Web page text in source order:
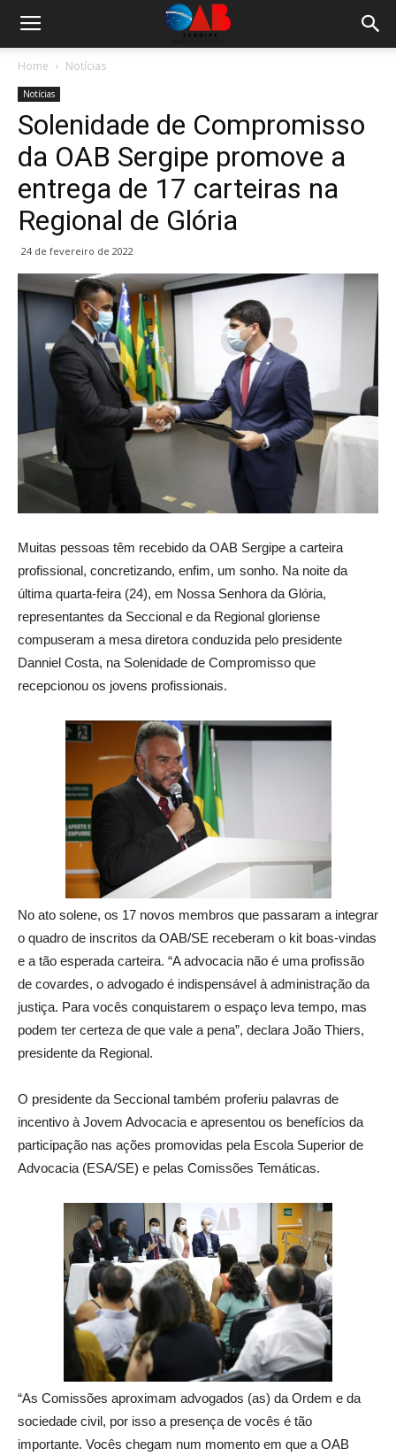
Home Notícias
Notícias
Solenidade de Compromisso
da OAB Sergipe promove a
entrega de 17 carteiras na
Regional de Glória
24 de fevereiro de 2022
Muitas pessoas têm recebido da OAB Sergipe a carteira
profissional, concretizando, enfim, um sonho. Na noite da
última quarta-feira (24), em Nossa Senhora da Glória,
representantes da Seccional e da Regional gloriense
compuseram a mesa diretora conduzida pelo presidente
Danniel Costa, na Solenidade de Compromisso que
recepcionou os jovens profissionais.
No ato solene, os 17 novos membros que passaram a integrar
o quadro de inscritos da OAB/SE receberam o kit boas-vindas
e a tão esperada carteira. “A advocacia não é uma profissão
de covardes, o advogado é indispensável à administração da
justiça. Para vocês conquistarem o espaço leva tempo, mas
podem ter certeza de que vale a pena”, declara João Thiers,
presidente da Regional.
O presidente da Seccional também proferiu palavras de
incentivo à Jovem Advocacia e apresentou os benefícios da
participação nas ações promovidas pela Escola Superior de
Advocacia (ESA/SE) e pelas Comissões Temáticas.
“As Comissões aproximam advogados (as) da Ordem e da
sociedade civil, por isso a presença de vocês é tão
importante. Vocês chegam num momento em que a OAB